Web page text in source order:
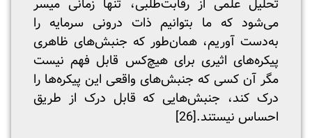
تحلیل علمی از رقابت‌طلبی، تنها زمانی میسر
می‌شود که ما بتوانیم ذات درونی سرمایه را
به‌دست آوریم، همان‌طور که جنبش‌های ظاهری
پیکره‌های اثیری برای هیچ‌کس قابل فهم نیست
مگر آن کسی که جنبش‌های واقعی این پیکره‌ها را
درک کند، جنبش‌هایی که قابل درک از طریق
احساس نیستند.[26]